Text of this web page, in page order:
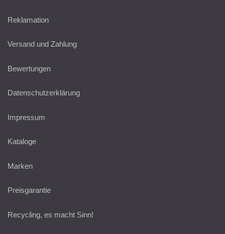
Reklamation
Versand und Zahlung
Bewertungen
Datenschutzerklärung
Impressum
Kataloge
Marken
Preisgarantie
Recycling, es macht Sinn!